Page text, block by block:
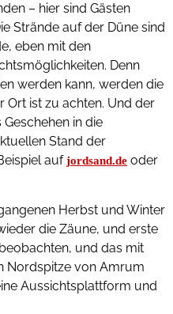
– hier sind Gästen
Strände auf der Düne sind
eben mit den
Denn
werden kann, werden die
Ort ist zu achten. Und der
in die
Stand der
aufjordsand.de oder
Herbst und Winter
die Zäune, und erste
und das mit
Nordspitze von Amrum
Aussichtsplattform und